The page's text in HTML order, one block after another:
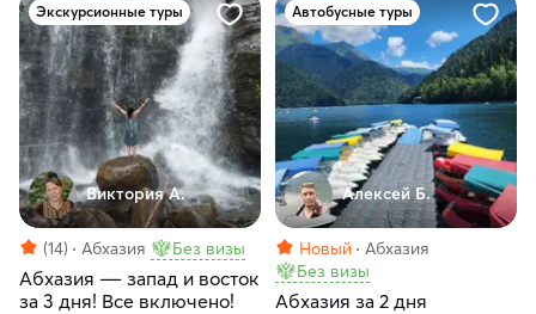
Экскурсионные туры
Виктория А.
(14) Абхазия Без визы
Абхазия ― запад и восток
за 3 дня! Все включено!
Автобусные туры
Алексей Б.
Новый
Абхазия
Без визы
Абхазия за 2 дня